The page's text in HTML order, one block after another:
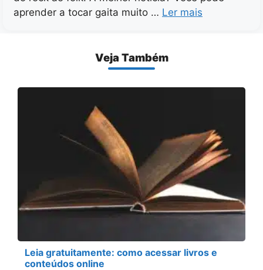
aprender a tocar gaita muito … Ler mais
Veja Também
Leia gratuitamente: como acessar livros e
conteúdos online